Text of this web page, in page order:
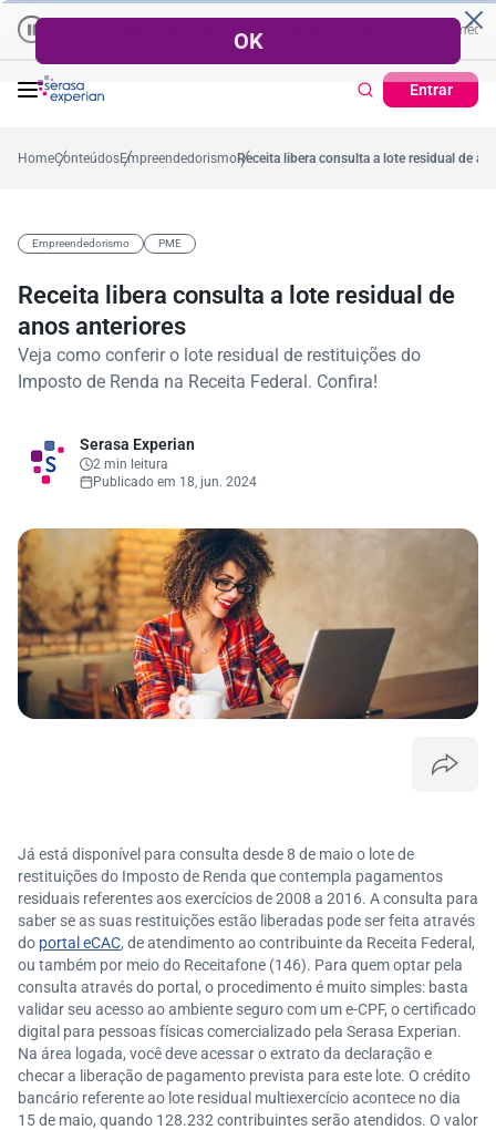
-5,4% Empresas | Recuperação de Crédito Percentual médio no
Entrar
no ano Cartão de Crédito |
HomeConteúdosEmpreendedorismoReceita libera consulta a lote residual de
Empreendedorismo PME
Receita libera consulta a lote residual de
anos anteriores
Veja como conferir o lote residual de restituições do
Imposto de Renda na Receita Federal. Confira!
Serasa Experian
2 min leitura
Publicado em 18, jun. 2024
Já está disponível para consulta desde 8 de maio o lote de
restituições do Imposto de Renda que contempla pagamentos
residuais referentes aos exercícios de 2008 a 2016. A consulta para
saber se as suas restituições estão liberadas pode ser feita através
do portal eCAC, de atendimento ao contribuinte da Receita Federal,
ou também por meio do Receitafone (146). Para quem optar pela
consulta através do portal, o procedimento é muito simples: basta
validar seu acesso ao ambiente seguro com um e-CPF, o certificado
digital para pessoas físicas comercializado pela Serasa Experian.
Na área logada, você deve acessar o extrato da declaração e
checar a liberação de pagamento prevista para este lote. O crédito
bancário referente ao lote residual multiexercício acontece no dia
15 de maio, quando 128.232 contribuintes serão atendidos. O valor